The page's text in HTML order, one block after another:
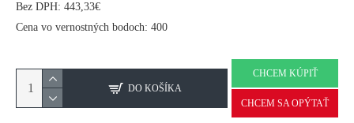
Bez DPH: 443,33€
Cena vo vernostných bodoch: 400
DO KOŠÍKA
CHCEM KÚPIŤ
CHCEM SA OPÝTAŤ